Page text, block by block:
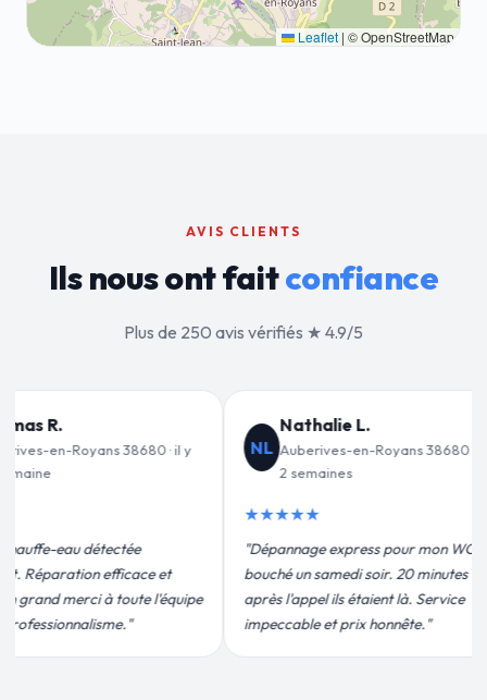
Leaflet | © OpenStreetMap
AVIS CLIENTS
Ils nous ont faitconfiance
Plus de 250 avis vérifiés ★ 4.9/5
L.
en-Royans 38680 · il y a
pour mon WC
soir. 20 minutes
étaient là. Service
prix honnête."
JF
Jean-François C.
Auberives-en-Royans 38680 · il y a
3 semaines
★★★★★
"Remplacement de mon chauffe-eau en
moins de 2h. Équipe très pro, devis
conforme, chantier propre. Je
recommande vivement."